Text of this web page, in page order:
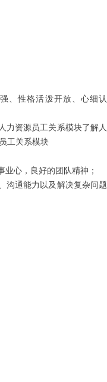
、性格活泼开放、心细认
力资源员工关系模块了解人
工关系模块
心，良好的团队精神；
沟通能力以及解决复杂问题